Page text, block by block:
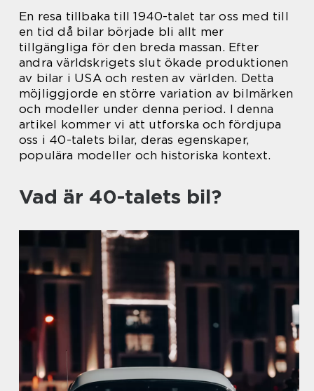
En resa tillbaka till 1940-talet tar oss med till
en tid då bilar började bli allt mer
tillgängliga för den breda massan. Efter
andra världskrigets slut ökade produktionen
av bilar i USA och resten av världen. Detta
möjliggjorde en större variation av bilmärken
och modeller under denna period. I denna
artikel kommer vi att utforska och fördjupa
oss i 40-talets bilar, deras egenskaper,
populära modeller och historiska kontext.
Vad är 40-talets bil?